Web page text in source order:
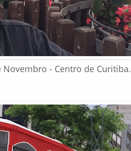
Novembro - Centro de Curitiba.